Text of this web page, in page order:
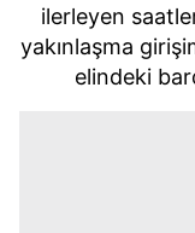
ilerleyen
yakınlaşma
elindeki